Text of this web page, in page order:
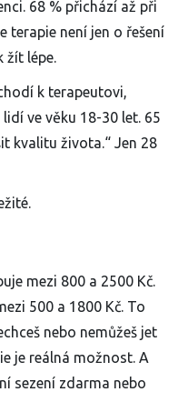
68 % přichází až při
terapie není jen o řešení
žít lépe.
k terapeutovi,
ve věku 18-30 let. 65
kvalitu života.“ Jen 28
mezi 800 a 2500 Kč.
500 a 1800 Kč. To
nebo nemůžeš jet
je reálná možnost. A
sezení zdarma nebo